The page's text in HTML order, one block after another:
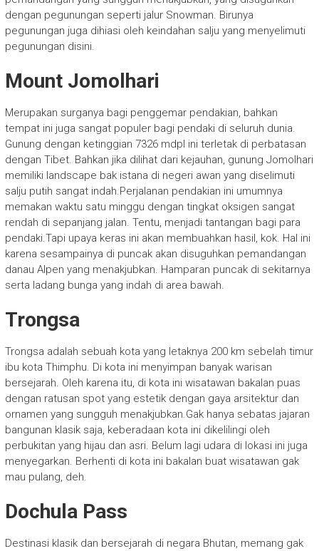
dengan pegunungan seperti jalur Snowman. Birunya
pegunungan juga dihiasi oleh keindahan salju yang menyelimuti
pegunungan disini.
Mount Jomolhari
Merupakan surganya bagi penggemar pendakian, bahkan
tempat ini juga sangat populer bagi pendaki di seluruh dunia.
Gunung dengan ketinggian 7326 mdpl ini terletak di perbatasan
dengan Tibet. Bahkan jika dilihat dari kejauhan, gunung Jomolhari
memiliki landscape bak istana di negeri awan yang diselimuti
salju putih sangat indah.Perjalanan pendakian ini umumnya
memakan waktu satu minggu dengan tingkat oksigen sangat
rendah di sepanjang jalan. Tentu, menjadi tantangan bagi para
pendaki.Tapi upaya keras ini akan membuahkan hasil, kok. Hal ini
karena sesampainya di puncak akan disuguhkan pemandangan
danau Alpen yang menakjubkan. Hamparan puncak di sekitarnya
serta ladang bunga yang indah di area bawah.
Trongsa
Trongsa adalah sebuah kota yang letaknya 200 km sebelah timur
ibu kota Thimphu. Di kota ini menyimpan banyak warisan
bersejarah. Oleh karena itu, di kota ini wisatawan bakalan puas
dengan ratusan spot yang estetik dengan gaya arsitektur dan
ornamen yang sungguh menakjubkan.Gak hanya sebatas jajaran
bangunan klasik saja, keberadaan kota ini dikelilingi oleh
perbukitan yang hijau dan asri. Belum lagi udara di lokasi ini juga
menyegarkan. Berhenti di kota ini bakalan buat wisatawan gak
mau pulang, deh.
Dochula Pass
Destinasi klasik dan bersejarah di negara Bhutan, memang gak